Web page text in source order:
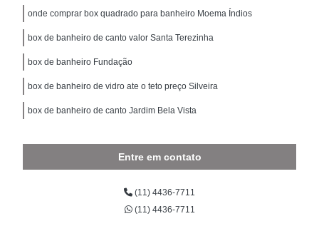
onde comprar box quadrado para banheiro Moema Índios
box de banheiro de canto valor Santa Terezinha
box de banheiro Fundação
box de banheiro de vidro ate o teto preço Silveira
box de banheiro de canto Jardim Bela Vista
Entre em contato
(11) 4436-7711
(11) 4436-7711